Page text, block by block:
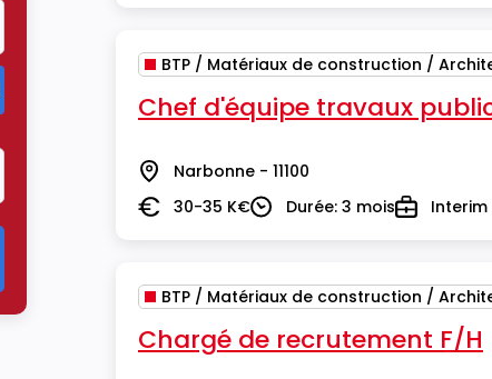
Supprimer le critère BTP / Matériaux de construction /
BTP / Matériaux de construction /
Chef d'équipe travaux
Lieu Narbonne - 11100
Salaire30-35 K€DuréeDurée: 3 moisTypeInterim
BTP / Matériaux de construction /
Chargé de recrutement F/H